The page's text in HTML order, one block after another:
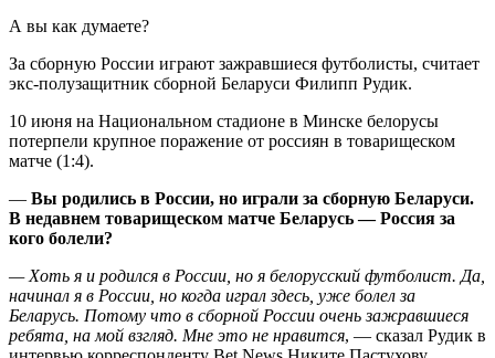
А вы как думаете?
За сборную России играют зажравшиеся футболисты, считает
экс-полузащитник сборной Беларуси Филипп Рудик.
10 июня на Национальном стадионе в Минске белорусы
потерпели крупное поражение от россиян в товарищеском
матче (1:4).
— Вы родились в России, но играли за сборную Беларуси.
В недавнем товарищеском матче Беларусь — Россия за
кого болели?
— Хоть я и родился в России, но я белорусский футболист. Да,
начинал я в России, но когда играл здесь, уже болел за
Беларусь. Потому что в сборной России очень зажравшиеся
ребята, на мой взгляд. Мне это не нравится, — сказал Рудик в